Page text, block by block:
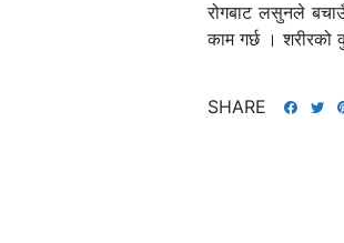
रोगबाट लसुनले
काम गर्छ । शरीरको
SHARE